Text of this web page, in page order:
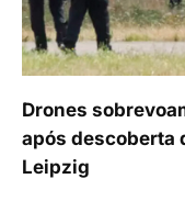
Drones
após descoberta
Leipzig